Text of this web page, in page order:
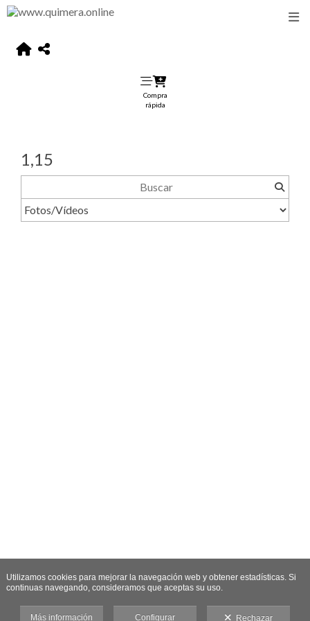
Compra
rápida
1,15
Utilizamos cookies para mejorar la navegación web y obtener estadísticas. Si
continuas navegando, consideramos que aceptas su uso.
Más información Configurar Rechazar